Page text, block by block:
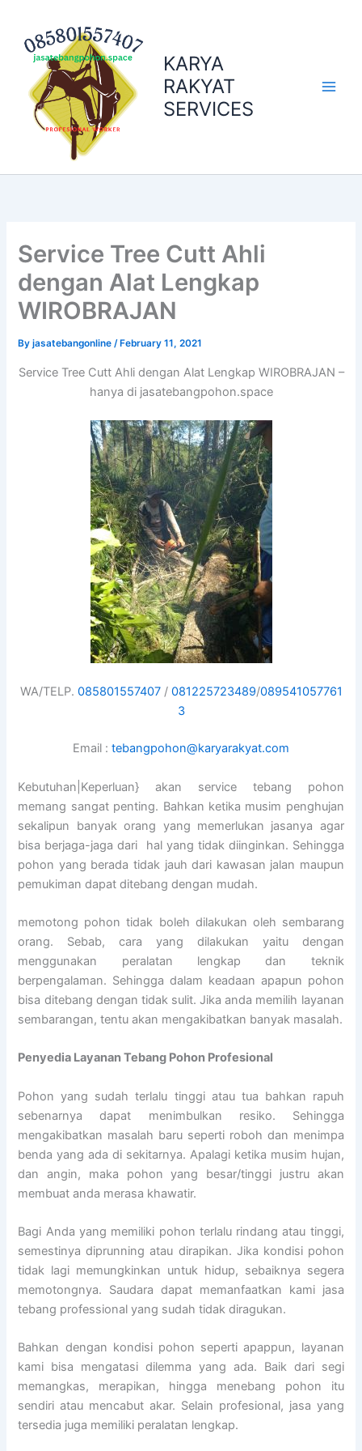
content
KARYA
RAKYAT
SERVICES
Service Tree Cutt Ahli
dengan Alat Lengkap
WIROBRAJAN
Byjasatebangonline/ February 11, 2021
Service Tree Cutt Ahli dengan Alat Lengkap WIROBRAJAN –
hanya di jasatebangpohon.space
WA/TELP. 085801557407/ 081225723489/089541057761
3
Email : tebangpohon@karyarakyat.com
Kebutuhan|Keperluan} akan service tebang pohon
memang sangat penting. Bahkan ketika musim penghujan
sekalipun banyak orang yang memerlukan jasanya agar
bisa berjaga-jaga dari hal yang tidak diinginkan. Sehingga
pohon yang berada tidak jauh dari kawasan jalan maupun
pemukiman dapat ditebang dengan mudah.
memotong pohon tidak boleh dilakukan oleh sembarang
orang. Sebab, cara yang dilakukan yaitu dengan
menggunakan peralatan lengkap dan teknik
berpengalaman. Sehingga dalam keadaan apapun pohon
bisa ditebang dengan tidak sulit. Jika anda memilih layanan
sembarangan, tentu akan mengakibatkan banyak masalah.
Penyedia Layanan Tebang Pohon Profesional
Pohon yang sudah terlalu tinggi atau tua bahkan rapuh
sebenarnya dapat menimbulkan resiko. Sehingga
mengakibatkan masalah baru seperti roboh dan menimpa
benda yang ada di sekitarnya. Apalagi ketika musim hujan,
dan angin, maka pohon yang besar/tinggi justru akan
membuat anda merasa khawatir.
Bagi Anda yang memiliki pohon terlalu rindang atau tinggi,
semestinya diprunning atau dirapikan. Jika kondisi pohon
tidak lagi memungkinkan untuk hidup, sebaiknya segera
memotongnya. Saudara dapat memanfaatkan kami jasa
tebang professional yang sudah tidak diragukan.
Bahkan dengan kondisi pohon seperti apappun, layanan
kami bisa mengatasi dilemma yang ada. Baik dari segi
memangkas, merapikan, hingga menebang pohon itu
sendiri atau mencabut akar. Selain profesional, jasa yang
tersedia juga memiliki peralatan lengkap.